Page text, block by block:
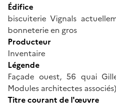
Édifice
biscuiterie Vignals
bonneterie en gros
Producteur
Inventaire
Légende
Façade ouest, 56 quai
Modules architectes associés)
Titre courant de l'œuvre